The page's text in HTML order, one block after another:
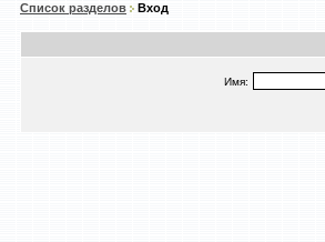
Список разделов Вход
Имя: